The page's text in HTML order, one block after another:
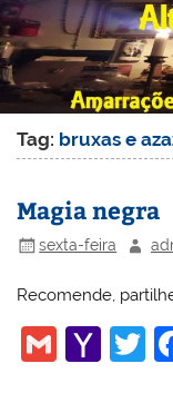
Tag: bruxas e
Magia negra
sexta-feira
Recomende,
G
Y
T